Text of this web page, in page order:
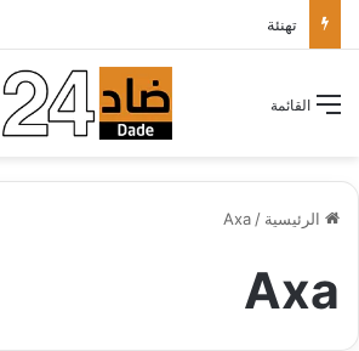
تهنئة
القائمة
الرئيسية /
Axa
Axa